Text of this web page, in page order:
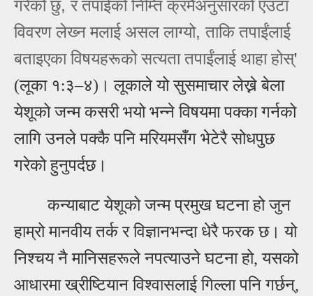
गरेको छु,र तपाईंको निम्‍ति क्रमैअनुसारको एउटा
विवरण लेख्‍न मलाई असल लाग्‍यो,ताकि तपाईंलाई
बताइएका विषयहरूको सत्‍यता तपाईंलाई थाहा होस्‌'
(लूका १:३–४)। लूकाले योसुसमाचार लेख्ने बेला
येशूको जन्म कसरी भयो भन्ने विषयमा पक्का गर्नको
लागि उनले पक्कै पनिमरियमसँग भेटेरै सोधपुछ
गरेको हुनुपर्दछ।
कन्याबाट येशूको जन्म प्रमुख घटना हो जुन
हाम्रो मानवीय तर्क र विज्ञानभन्दा धेरै फरक छ। यो
निश्चय नै मानिसहरूले नपत्याउने घटना हो, यसको
आधारमा ख्रीष्टियान विश्वासलाई गिल्ला पनि गर्छन्,